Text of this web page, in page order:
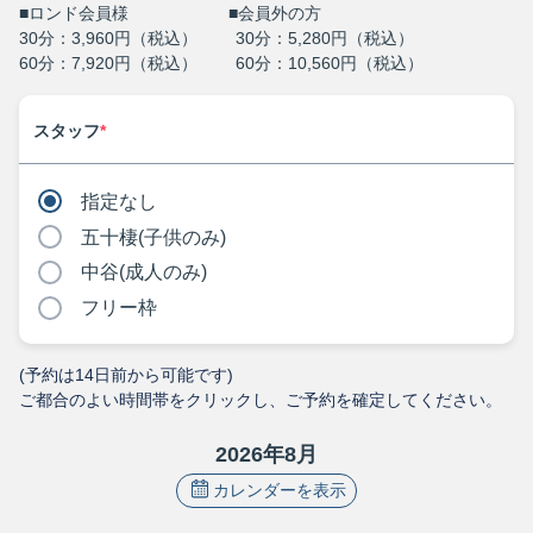
■ロンド会員様 ■会員外の方
30分：3,960円（税込） 30分：5,280円（税込）
60分：7,920円（税込） 60分：10,560円（税込）
スタッフ*
指定なし
五十棲(子供のみ)
中谷(成人のみ)
フリー枠
(予約は14日前から可能です)
ご都合のよい時間帯をクリックし、ご予約を確定してください。
2026年8月
カレンダーを表示